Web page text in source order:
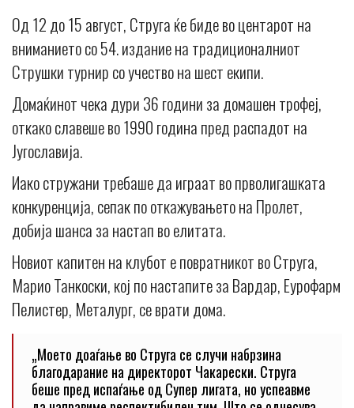
Од 12 до 15 август, Струга ќе биде во центарот на
вниманието со 54. издание на традиционалниот
Струшки турнир со учество на шест екипи.
Домаќинот чека дури 36 години за домашен трофеј,
откако славеше во 1990 година пред распадот на
Југославија.
Иако стружани требаше да играат во прволигашката
конкуренција, сепак по откажувањето на Пролет,
добија шанса за настап во елитата.
Новиот капитен на клубот е повратникот во Струга,
Марио Танкоски, кој по настапите за Вардар, Еурофарм
Пелистер, Металург, се врати дома.
„Моето доаѓање во Струга се случи набрзина
благодарание на директорот Чакарески. Струга
беше пред испаѓање од Супер лигата, но успеавме